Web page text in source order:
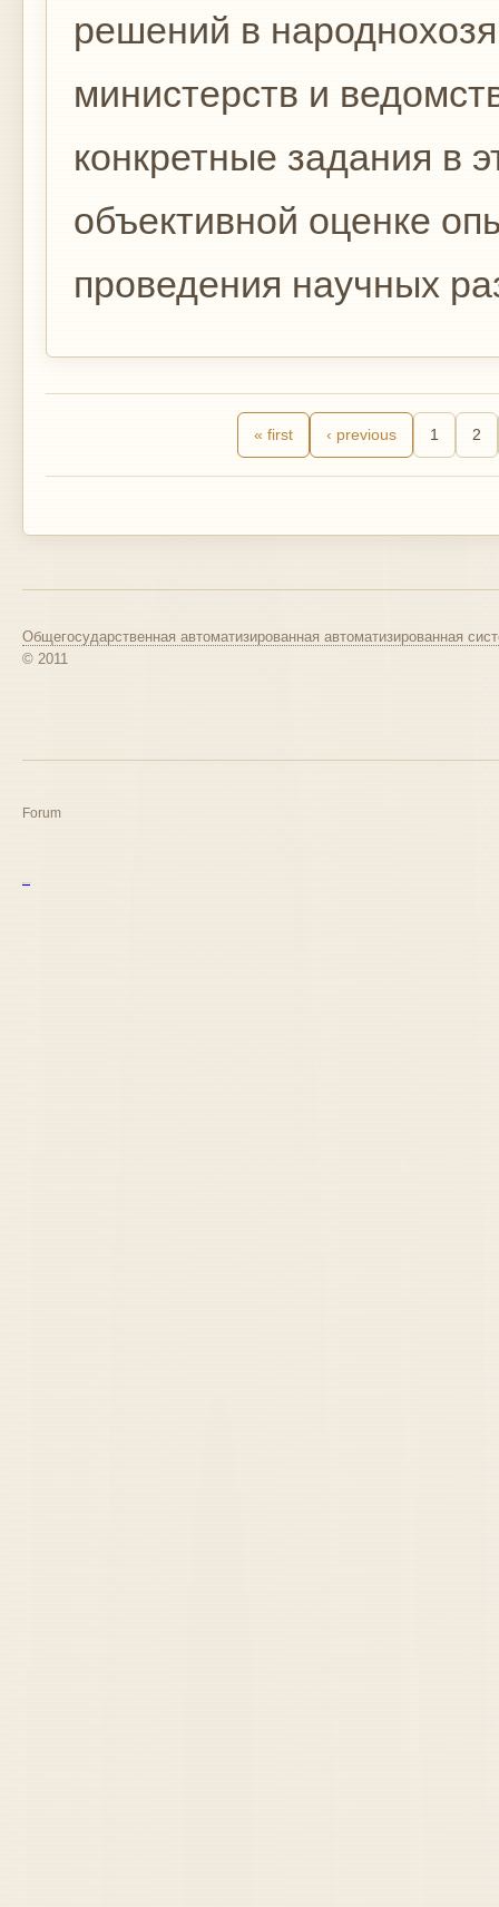
решений в
министерств и
конкретные задания в
объек­тивной оценке
проведения научных
« first ‹ previous 1 2
Общегосударственная автоматизированная автоматизированная
© 2011
Forum